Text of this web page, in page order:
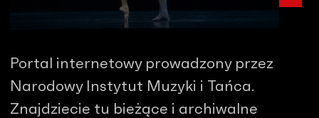
Portal internetowy prowadzony przez
Narodowy Instytut Muzyki i Tańca.
Znajdziecie tu bieżące i archiwalne